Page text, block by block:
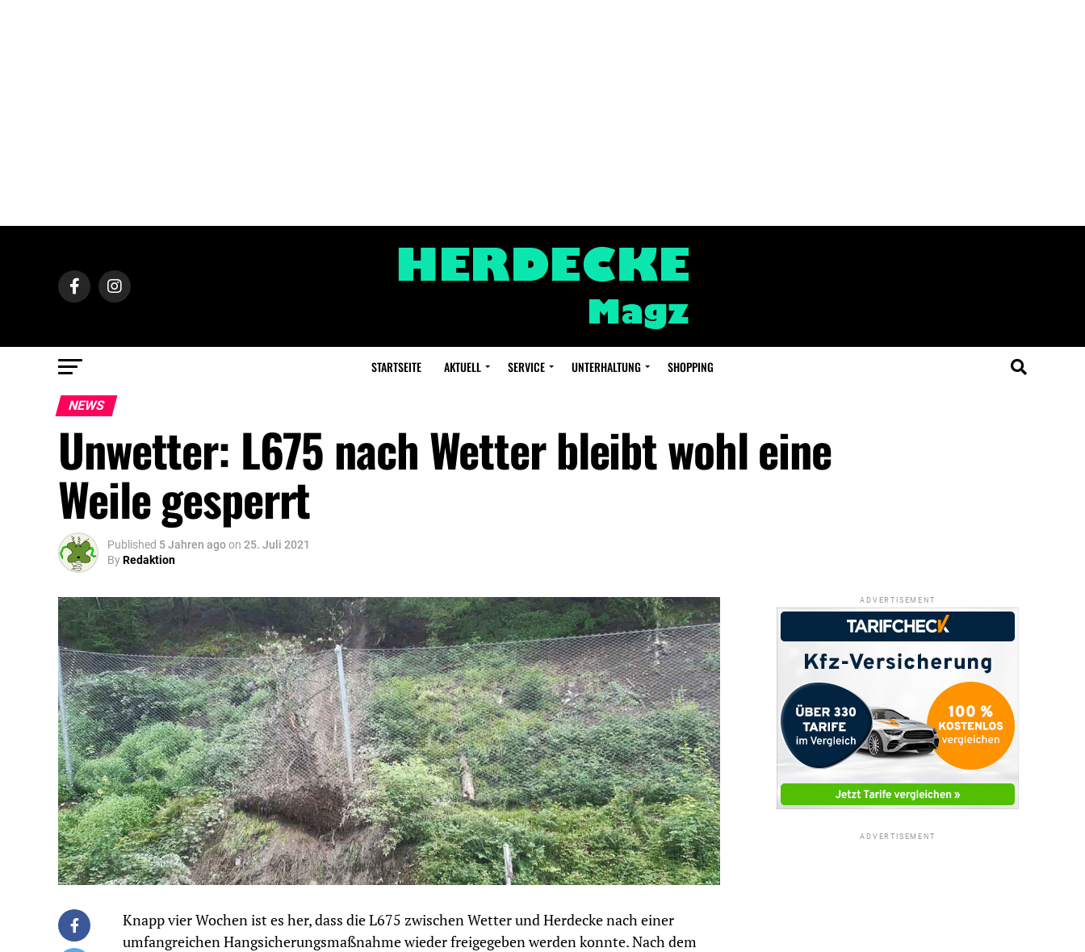
STARTSEITE AKTUELL SERVICE UNTERHALTUNG SHOPPING
NEWS
Unwetter: L675 nach Wetter bleibt wohl eine
Weile gesperrt
Published 5 Jahren agoon 25. Juli 2021
ByRedaktion
Knapp vier Wochen ist es her, dass die L675 zwischen Wetter und Herdecke nach einer
umfangreichen Hangsicherungsmaßnahme wieder freigegeben werden konnte. Nach dem
ADVERTISEMENT
ADVERTISEMENT